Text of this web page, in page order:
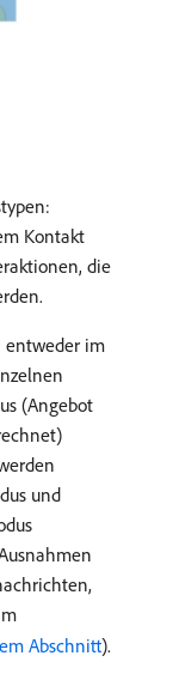
Kontakt
die
entweder im
(Angebot
und
Abschnitt).